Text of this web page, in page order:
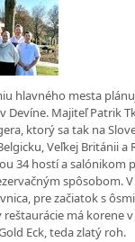
hlavného mesta
Devíne. Majiteľ Patrik
ktorý sa tak na
Veľkej Británii a
34 hostí a salónikom
spôsobom.
pre začiatok s
má korene
Eck, teda zlatý roh.